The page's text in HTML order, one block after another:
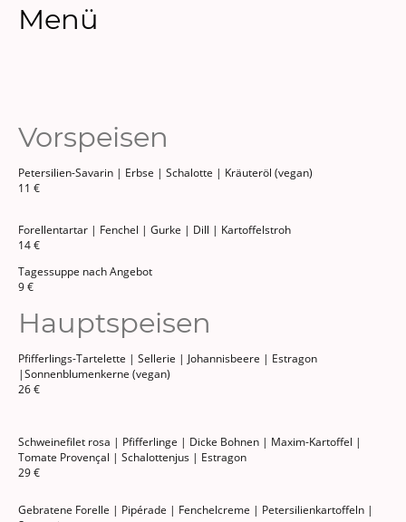
Menü
Vorspeisen
Petersilien-Savarin | Erbse | Schalotte | Kräuteröl (vegan)
11 €
Forellentartar | Fenchel | Gurke | Dill | Kartoffelstroh
14 €
Tagessuppe nach Angebot
9 €
Hauptspeisen
Pfifferlings-Tartelette | Sellerie | Johannisbeere | Estragon
|Sonnenblumenkerne (vegan)
26 €
Schweinefilet rosa | Pfifferlinge | Dicke Bohnen | Maxim-Kartoffel |
Tomate Provençal | Schalottenjus | Estragon
29 €
Gebratene Forelle | Pipérade | Fenchelcreme | Petersilienkartoffeln |